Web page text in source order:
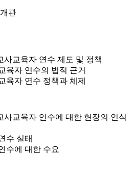
관
사교육자 연수 제도 및 정책
육자 연수의 법적 근거
육자 연수 정책과 체제
사교육자 연수에 대한 현장의 인식
수 실태
수에 대한 수요